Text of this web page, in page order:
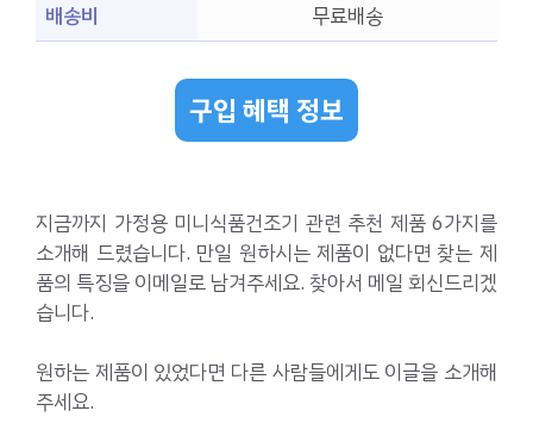
배송비
무료배송
구입 혜택 정보
지금까지 가정용 미니식품건조기 관련 추천 제품 6가지를
소개해 드렸습니다. 만일 원하시는 제품이 없다면 찾는 제
품의 특징을 이메일로 남겨주세요. 찾아서 메일 회신드리겠
습니다.
원하는 제품이 있었다면 다른 사람들에게도 이글을 소개해
주세요.